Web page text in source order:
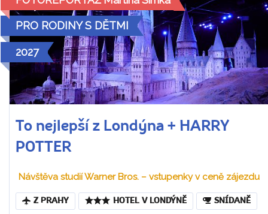
PRO RODINY S DĚTMI
2027
To nejlepší z Londýna + HARRY
POTTER
Návštěva studií Warner Bros. – vstupenky v ceně zájezdu
Z PRAHY HOTEL V LONDÝNĚ SNÍDANĚ